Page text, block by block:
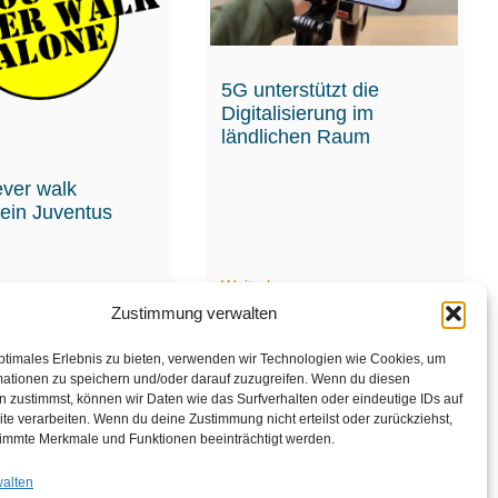
Zustimmung verwalten
Erlebnis zu bieten, verwenden wir Technologien wie Cookies, um
zu speichern und/oder darauf zuzugreifen. Wenn du diesen
zustimmst, können wir Daten wie das Surfverhalten oder eindeutige IDs auf
verarbeiten. Wenn du deine Zustimmung nicht erteilst oder zurückziehst,
Merkmale und Funktionen beeinträchtigt werden.
walk
Juventus
5G unterstützt die
Digitalisierung im
ländlichen Raum
Weiterlesen
1 2